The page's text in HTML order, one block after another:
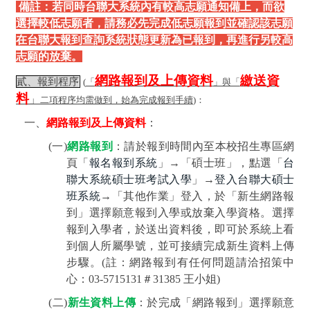
備註：若同時台聯大系統內有較高志願通知備上，而欲
選擇較低志願者，請務必先完成低志願報到並確認該志願
在台聯大報到查詢系統狀態更新為已報到，再進行另較高
志願的放棄。
貳、報到程序 (「 網路報到及上傳資料」與「 繳送資
料」 二項程序均需做到，始為完成報到手續) ：
一、 網路報到及上傳資料：
(一)網路報到 ：請於報到時間內至本校招生專區網
頁「 報名報到系統 」→ 「碩士班」，點選「 台
聯大系統碩士班考試入學 」 →登入台聯大碩士
班系統→
「其他作業」登入，於「新生網路報
到」選擇願意報到入學或放棄入學資格。選擇
報到入學者，於送出資料後，即可於系統上看
到個人所屬學號，並可接續完成新生資料上傳
步驟。(註：網路報到有任何問題請洽招策中
心： 03-5715131 ＃31385 王小姐)
(二)新生資料上傳：於完成「網路報到」選擇願意